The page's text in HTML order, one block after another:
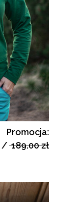
Promocja:
/189.00 zł